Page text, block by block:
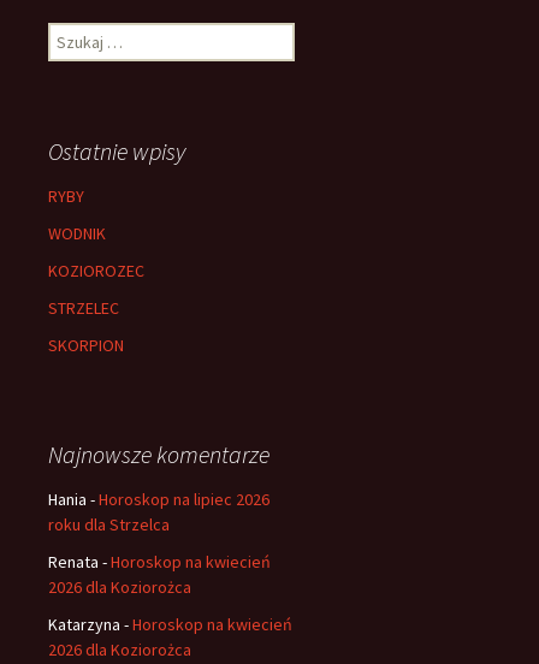
Szukaj:
Ostatnie wpisy
RYBY
WODNIK
KOZIOROZEC
STRZELEC
SKORPION
Najnowsze komentarze
Hania -Horoskop na lipiec 2026
roku dla Strzelca
Renata -Horoskop na kwiecień
2026 dla Koziorożca
Katarzyna -Horoskop na kwiecień
2026 dla Koziorożca